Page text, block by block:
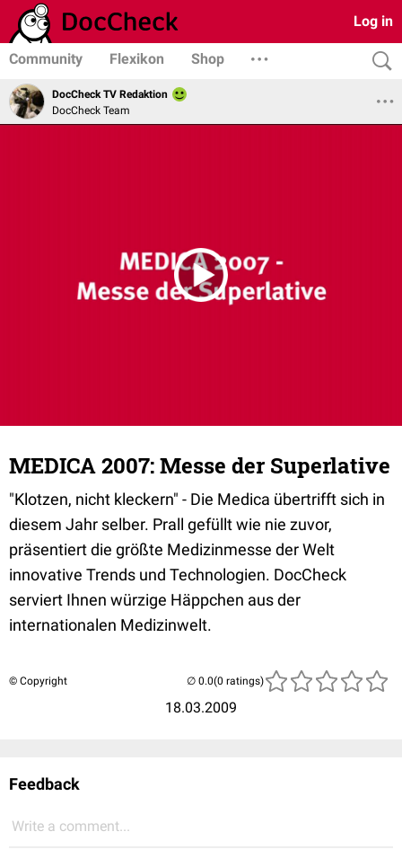
Log in
Community Flexikon Shop
DocCheck TV Redaktion
DocCheck Team
MEDICA 2007: Messe der Superlative
"Klotzen, nicht kleckern" - Die Medica übertrifft sich in
diesem Jahr selber. Prall gefüllt wie nie zuvor,
präsentiert die größte Medizinmesse der Welt
innovative Trends und Technologien. DocCheck
serviert Ihnen würzige Häppchen aus der
internationalen Medizinwelt.
© Copyright
18.03.2009
(0 ratings)
Feedback
Write a comment...